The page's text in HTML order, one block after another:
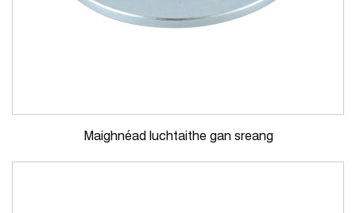
Maighnéad luchtaithe gan sreang